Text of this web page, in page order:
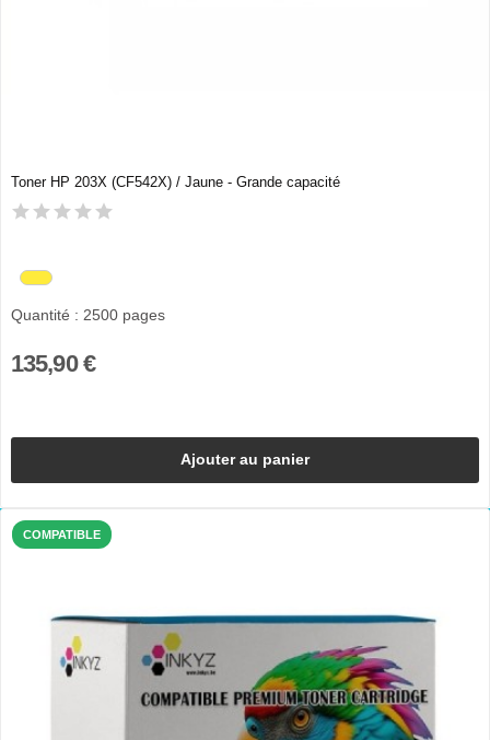
Toner HP 203X (CF542X) / Jaune - Grande capacité
Quantité : 2500 pages
135,90 €
Ajouter au panier
COMPATIBLE